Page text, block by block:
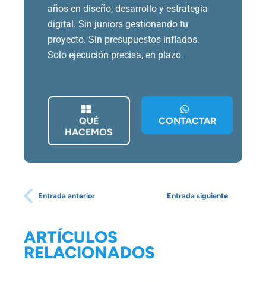
años en diseño, desarrollo y estrategia
digital. Sin juniors gestionando tu
proyecto. Sin presupuestos inflados.
Solo ejecución precisa, en plazo.
QUÉ
HACEMOS
CONTACTAR
Entrada anterior Entrada siguiente
ARTÍCULOS
RELACIONADOS